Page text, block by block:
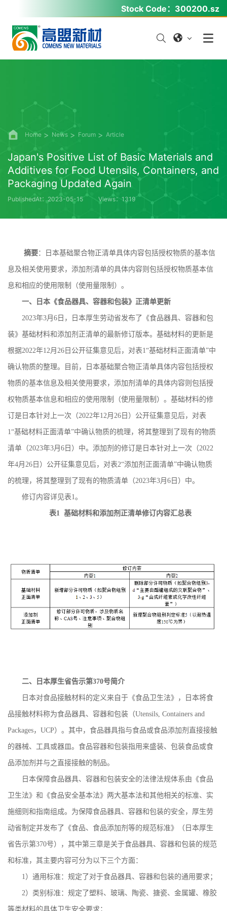
Stock Code： 300200.sz
Home News Forum Article
Japan's Positive List of Basic Materials and
Additives for Food Utensils, Containers, and
Packaging Updated Again
PublishedAt：2023-05-15 Views：1319
摘要：日本基础聚合物正清单具体内容包括授权物质的基本信
息及相关使用要求，添加剂清单的具体内容则包括授权物质基本信
息和相应的使用限制（使用量限制）。
一、日本《食品器具、容器和包装》正清单更新
2023年3月 6 日，日本厚生劳动省发布了《食品器具、容器和包
装》基础材料和添加剂正清单的最新修订版本。基础材料的更新是
根据2022年12月 26 日公开征集意见后，对表1“基础材料正面清单”中
确认物质的整理。目前，日本基础聚合物正清单具体内容包括授权
物质的基本信息及相关使用要求，添加剂清单的具体内容则包括授
权物质基本信息和相应的使用限制（使用量限制）。基础材料的修
订是日本针对上一次（2022年12月 26 日）公开征集意见后，对表
1“基础材料正面清单”中确认物质的梳理，将其整理到了现有的物质
清单（2023年3月 6 日）中。添加剂的修订是日本针对上一次（2022
年4月 26 日）公开征集意见后，对表2“添加剂正面清单”中确认物质
的梳理，将其整理到了现有的物质清单（2023年3月 6 日）中。
修订内容详见表1。
表1 基础材料和添加剂正清单修订内容汇总表
二、日本厚生省告示第370号简介
日本对食品接触材料的定义来自于《食品卫生法》，日本将食
品接触材料称为食品器具、容器和包装（Utensils, Containers and
Packages， UCP）。其中，食品器具指与食品或食品添加剂直接接触
的器械、工具或器皿。食品容器和包装指用来盛装、包装食品或食
品添加剂并与之直接接触的制品。
日本保障食品器具、容器和包装安全的法律法规体系由《食品
卫生法》和《食品安全基本法》两大基本法和其他相关的标准、实
施细则和指南组成。为保障食品器具、容器和包装的安全，厚生劳
动省制定并发布了《食品、食品添加剂等的规范标准》（日本厚生
省告示第370号），其中第三章是关于食品器具、容器和包装的规范
和标准，其主要内容可分为以下三个方面：
1 ）通用标准：规定了对于食品器具、容器和包装的通用要求；
2）类别标准：规定了塑料、玻璃、陶瓷、搪瓷、金属罐、橡胶
等类材料的具体卫生安全要求；